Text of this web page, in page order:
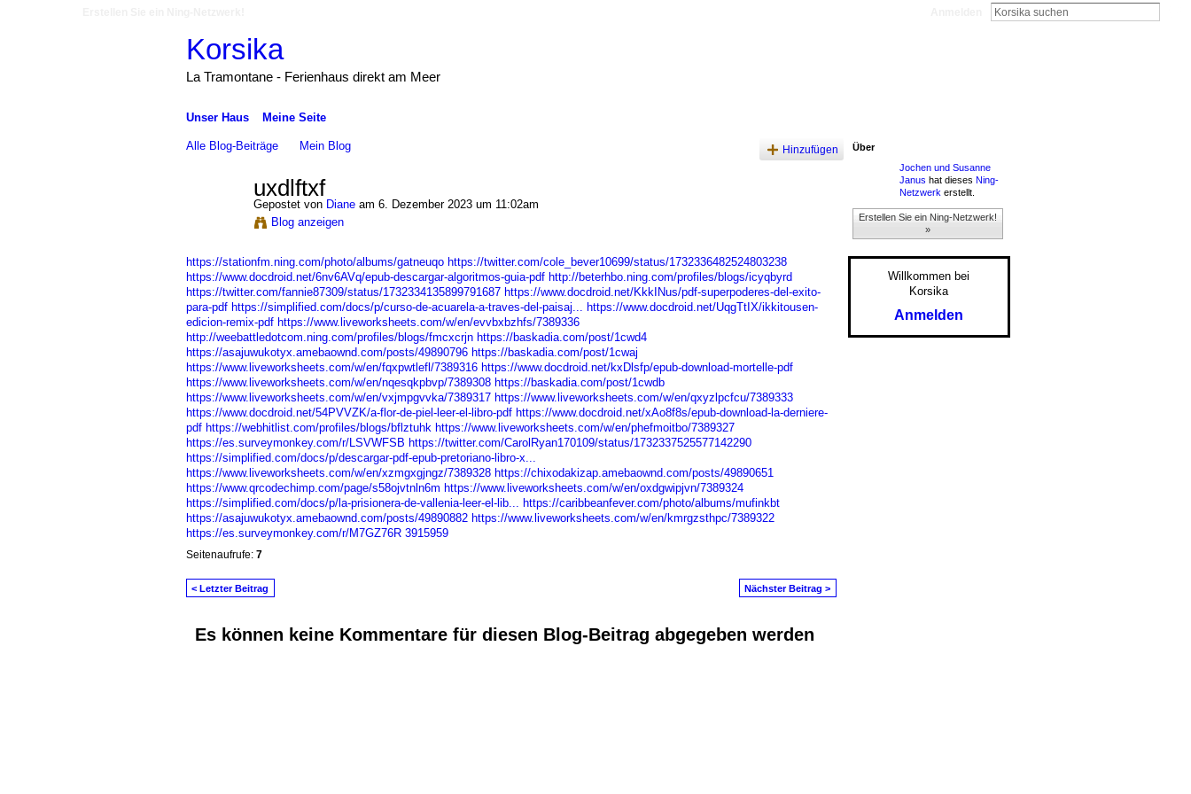
Korsika
La Tramontane - Ferienhaus direkt am Meer
Unser Haus Meine Seite
Alle Blog-Beiträge Mein Blog Hinzufügen
uxdlftxf
Gepostet von Dianeam 6. Dezember 2023 um 11:02am
Blog anzeigen
https://stationfm.ning.com/photo/albums/gatneuqo https://twitter.com/cole_bever10699/status/1732336482524803238
https://www.docdroid.net/6nv6AVq/epub-descargar-algoritmos-guia-pdf http://beterhbo.ning.com/profiles/blogs/icyqbyrd
https://twitter.com/fannie87309/status/1732334135899791687 https://www.docdroid.net/KkkINus/pdf-superpoderes-del-exito-
para-pdf https://simplified.com/docs/p/curso-de-acuarela-a-traves-del-paisaj... https://www.docdroid.net/UqgTtIX/ikkitousen-
edicion-remix-pdf https://www.liveworksheets.com/w/en/evvbxbzhfs/7389336
http://weebattledotcom.ning.com/profiles/blogs/fmcxcrjn https://baskadia.com/post/1cwd4
https://asajuwukotyx.amebaownd.com/posts/49890796 https://baskadia.com/post/1cwaj
https://www.liveworksheets.com/w/en/fqxpwtlefl/7389316 https://www.docdroid.net/kxDlsfp/epub-download-mortelle-pdf
https://www.liveworksheets.com/w/en/nqesqkpbvp/7389308 https://baskadia.com/post/1cwdb
https://www.liveworksheets.com/w/en/vxjmpgvvka/7389317 https://www.liveworksheets.com/w/en/qxyzlpcfcu/7389333
https://www.docdroid.net/54PVVZK/a-flor-de-piel-leer-el-libro-pdf https://www.docdroid.net/xAo8f8s/epub-download-la-derniere-
pdf https://webhitlist.com/profiles/blogs/bflztuhk https://www.liveworksheets.com/w/en/phefmoitbo/7389327
https://es.surveymonkey.com/r/LSVWFSB https://twitter.com/CarolRyan170109/status/1732337525577142290
https://simplified.com/docs/p/descargar-pdf-epub-pretoriano-libro-x...
https://www.liveworksheets.com/w/en/xzmgxgjngz/7389328 https://chixodakizap.amebaownd.com/posts/49890651
https://www.qrcodechimp.com/page/s58ojvtnln6m https://www.liveworksheets.com/w/en/oxdgwipjvn/7389324
https://simplified.com/docs/p/la-prisionera-de-vallenia-leer-el-lib... https://caribbeanfever.com/photo/albums/mufinkbt
https://asajuwukotyx.amebaownd.com/posts/49890882 https://www.liveworksheets.com/w/en/kmrgzsthpc/7389322
https://es.surveymonkey.com/r/M7GZ76R 3915959
Seitenaufrufe: 7
< Letzter Beitrag Nächster Beitrag >
Es können keine Kommentare für diesen Blog-Beitrag abgegeben werden
Über
Jochen und Susanne
Janus hat dieses Ning-
Netzwerk erstellt.
Erstellen Sie ein Ning-Netzwerk!
»
Willkommen bei
Korsika
Anmelden